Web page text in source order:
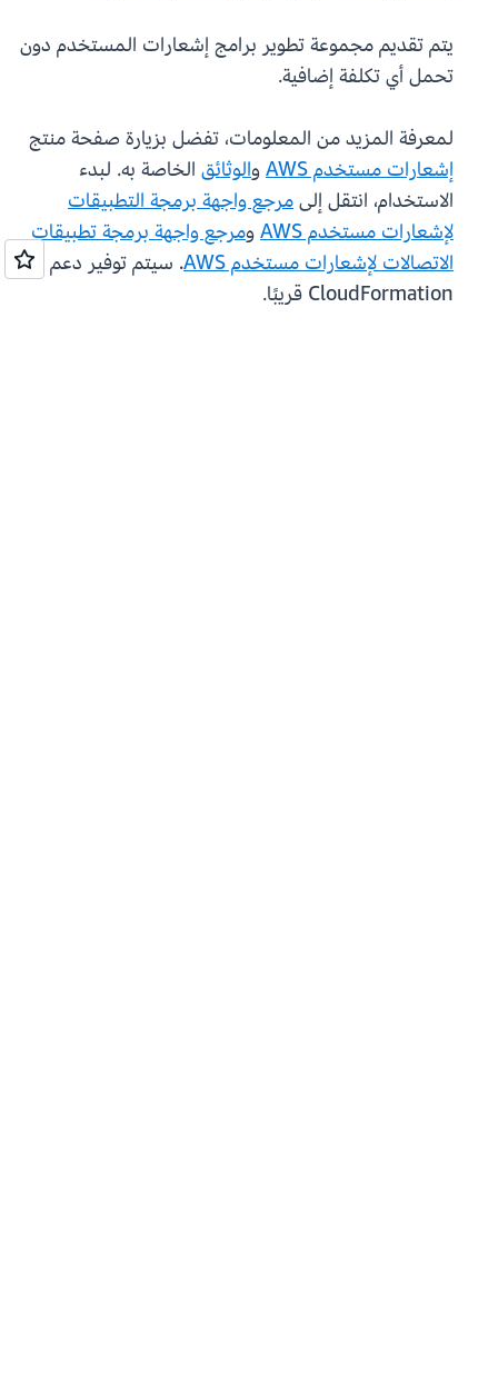
يتم تقديم مجموعة تطوير برامج إشعارات المستخدم دون
تحمل أي تكلفة إضافية.
لمعرفة المزيد من المعلومات، تفضل بزيارة صفحة منتج
إشعارات مستخدم AWS
والوثائق الخاصة به. لبدء
الاستخدام، انتقل إلىمرجع واجهة برمجة التطبيقات
لإشعارات مستخدم AWS
ومرجع واجهة برمجة تطبيقات
الاتصالات لإشعارات مستخدم AWS
. سيتم توفير دعم
CloudFormation قريبًا.